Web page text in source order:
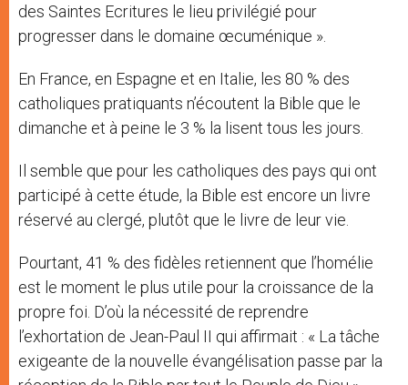
des Saintes Ecritures le lieu privilégié pour
progresser dans le domaine œcuménique ».
En France, en Espagne et en Italie, les 80 % des
catholiques pratiquants n’écoutent la Bible que le
dimanche et à peine le 3 % la lisent tous les jours.
Il semble que pour les catholiques des pays qui ont
participé à cette étude, la Bible est encore un livre
réservé au clergé, plutôt que le livre de leur vie.
Pourtant, 41 % des fidèles retiennent que l’homélie
est le moment le plus utile pour la croissance de la
propre foi. D’où la nécessité de reprendre
l’exhortation de Jean-Paul II qui affirmait : « La tâche
exigeante de la nouvelle évangélisation passe par la